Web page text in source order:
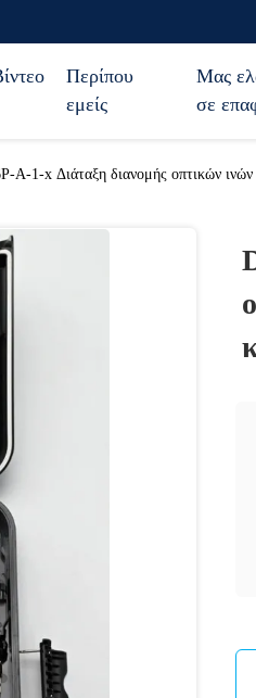
Περίπου
εμείς
Μας
σε
A-1-x Διάταξη διανομής οπτικών